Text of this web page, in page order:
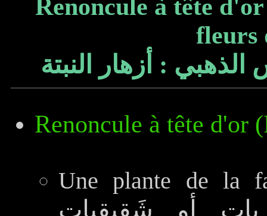
Renoncule à tête
fleurs
: أزهار النبتة
Renoncule à tête d'or
Une plante de la